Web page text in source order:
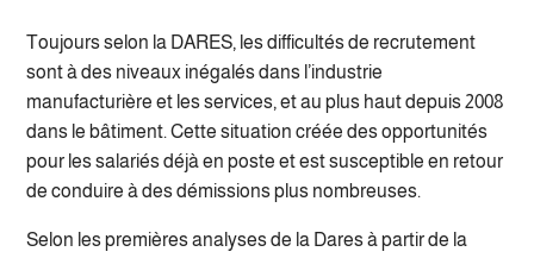
Toujours selon la DARES, les difficultés de recrutement
sont à des niveaux inégalés dans l’industrie
manufacturière et les services, et au plus haut depuis 2008
dans le bâtiment. Cette situation créée des opportunités
pour les salariés déjà en poste et est susceptible en retour
de conduire à des démissions plus nombreuses.
Selon les premières analyses de la Dares à partir de la